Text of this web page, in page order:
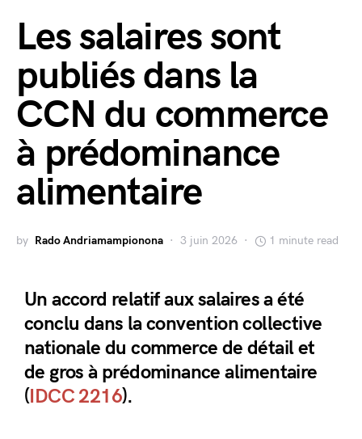
Les salaires sont
publiés dans la
CCN du commerce
à prédominance
alimentaire
by Rado Andriamampionona 3 juin 2026 1 minute read
Un accord relatif aux salaires a été
conclu dans la convention collective
nationale du commerce de détail et
de gros à prédominance alimentaire
(IDCC 2216).